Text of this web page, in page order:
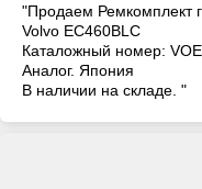
"Продаем Ремкомплект
Volvo EC460BLC
Каталожный номер:
Аналог. Япония
В наличии на складе. "